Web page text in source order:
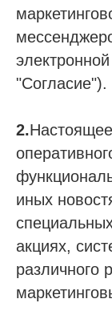
"Согласие").
2.
иных
акциях,
различного